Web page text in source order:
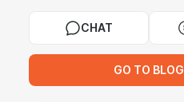
CHAT
GO TO BLOG